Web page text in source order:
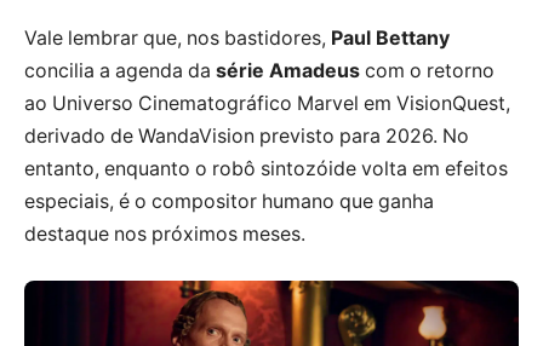
Vale lembrar que, nos bastidores, Paul Bettany
concilia a agenda da série Amadeus com o retorno
ao Universo Cinematográfico Marvel em VisionQuest,
derivado de WandaVision previsto para 2026. No
entanto, enquanto o robô sintozóide volta em efeitos
especiais, é o compositor humano que ganha
destaque nos próximos meses.